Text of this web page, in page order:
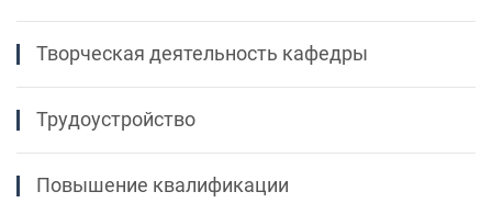
Творческая деятельность кафедры
Трудоустройство
Повышение квалификации